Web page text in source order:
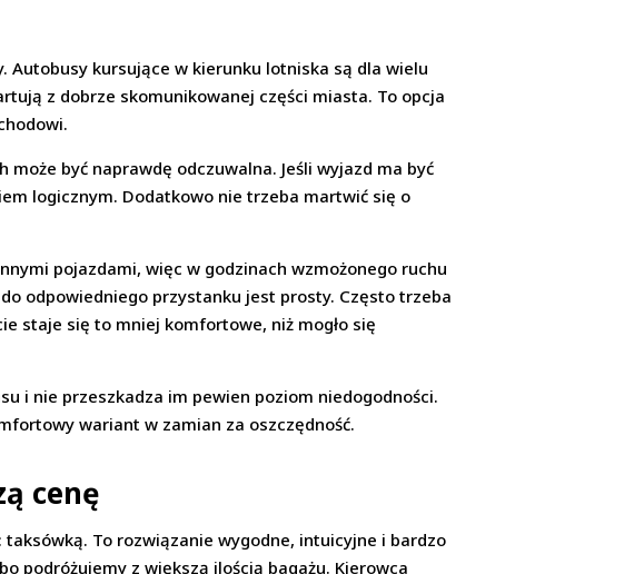
kursujące w kierunku lotniska są dla wielu
z dobrze skomunikowanej części miasta. To opcja
być naprawdę odczuwalna. Jeśli wyjazd ma być
logicznym. Dodatkowo nie trzeba martwić się o
pojazdami, więc w godzinach wzmożonego ruchu
odpowiedniego przystanku jest prosty. Często trzeba
staje się to mniej komfortowe, niż mogło się
i nie przeszkadza im pewien poziom niedogodności.
wariant w zamian za oszczędność.
cenę
To rozwiązanie wygodne, intuicyjne i bardzo
podróżujemy z większą ilością bagażu. Kierowca